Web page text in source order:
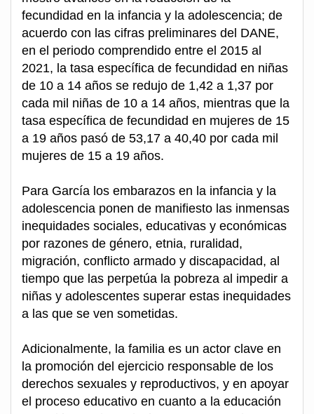
fecundidad en la infancia y la adolescencia; de
acuerdo con las cifras preliminares del DANE,
en el periodo comprendido entre el 2015 al
2021, la tasa específica de fecundidad en niñas
de 10 a 14 años se redujo de 1,42 a 1,37 por
cada mil niñas de 10 a 14 años, mientras que la
tasa específica de fecundidad en mujeres de 15
a 19 años pasó de 53,17 a 40,40 por cada mil
mujeres de 15 a 19 años.
Para García los embarazos en la infancia y la
adolescencia ponen de manifiesto las inmensas
inequidades sociales, educativas y económicas
por razones de género, etnia, ruralidad,
migración, conflicto armado y discapacidad, al
tiempo que las perpetúa la pobreza al impedir a
niñas y adolescentes superar estas inequidades
a las que se ven sometidas.
Adicionalmente, la familia es un actor clave en
la promoción del ejercicio responsable de los
derechos sexuales y reproductivos, y en apoyar
el proceso educativo en cuanto a la educación